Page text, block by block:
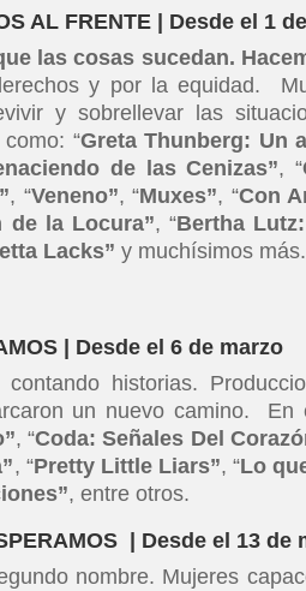
AL FRENTE | Desde el 1
las cosas sucedan.
y por la equidad.
y sobrellevar las
“Greta Thunberg: Un
de las Cenizas”, “
, “Veneno”, “Muxes”, “Con
de la Locura”, “Bertha
Lacks” y muchísimos más.
| Desde el 6 de marzo
historias.
un nuevo camino. En
, “Coda: Señales Del
, “Pretty Little Liars”, “Lo
, entre otros.
| Desde el 13 de
nombre. Mujeres